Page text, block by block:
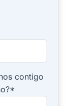
contigo